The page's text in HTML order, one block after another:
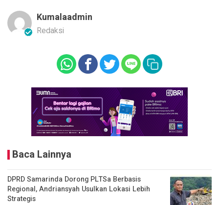
Kumalaadmin
Redaksi
Baca Lainnya
DPRD Samarinda Dorong PLTSa Berbasis
Regional, Andriansyah Usulkan Lokasi Lebih
Strategis